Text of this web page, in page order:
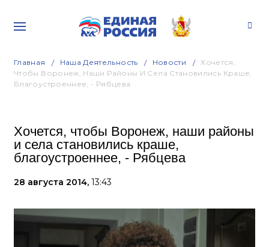
Главная Наша Деятельность Новости
Хочется,
Чтобы Воронеж, Наши Районы И Села Становились Краше,
Благоустроеннее, - Рябцева
Хочется, чтобы Воронеж, наши районы
и села становились краше,
благоустроеннее, - Рябцева
28 августа 2014, 13:43